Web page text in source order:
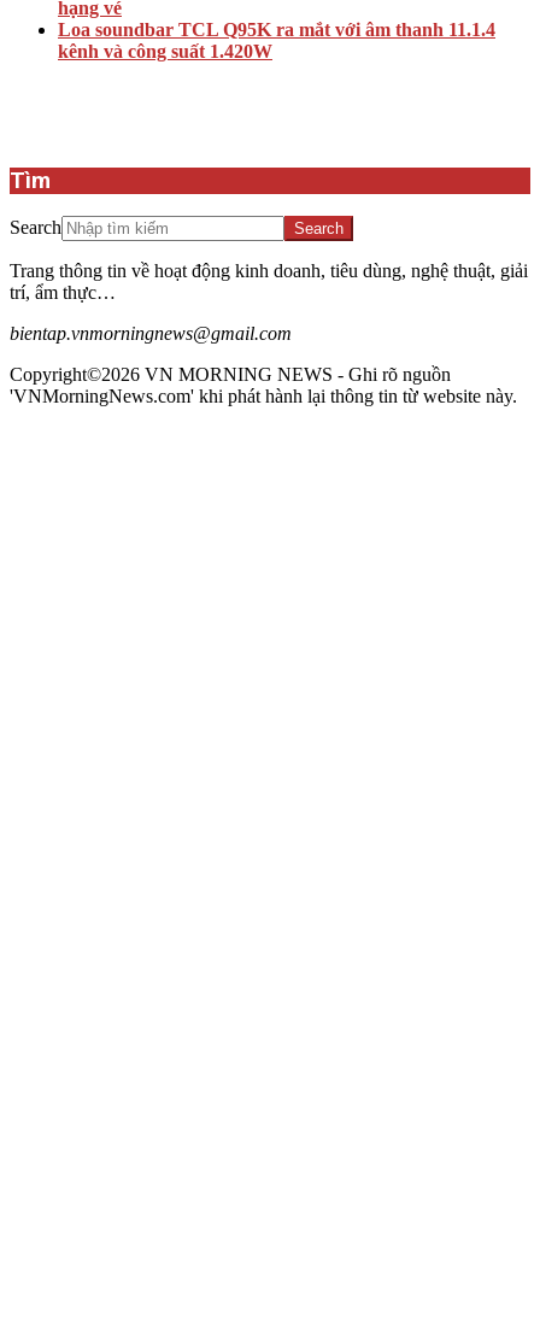
hạng vé
Loa soundbar TCL Q95K ra mắt với âm thanh 11.1.4
kênh và công suất 1.420W
Tìm
Search
Trang thông tin về hoạt động kinh doanh, tiêu dùng, nghệ thuật, giải
trí, ẩm thực…
bientap.vnmorningnews@gmail.com
Copyright©2026 VN MORNING NEWS - Ghi rõ nguồn
'VNMorningNews.com' khi phát hành lại thông tin từ website này.